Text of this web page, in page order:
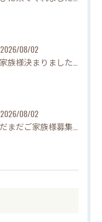
2026/08/02
2026/08/02